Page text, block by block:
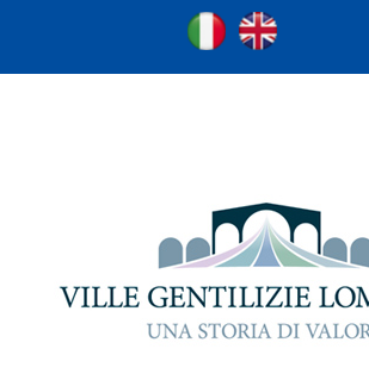
Ville Gentilizie Lombarde
Ita